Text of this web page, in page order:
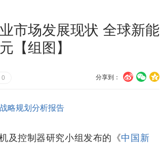
市场发展现状 全球新能
【组图】
U V c
分享到：
0
略规划分析报告
及控制器研究小组发布的《中国新